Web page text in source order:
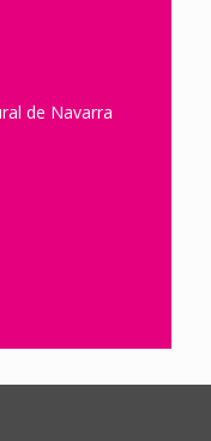
de Navarra